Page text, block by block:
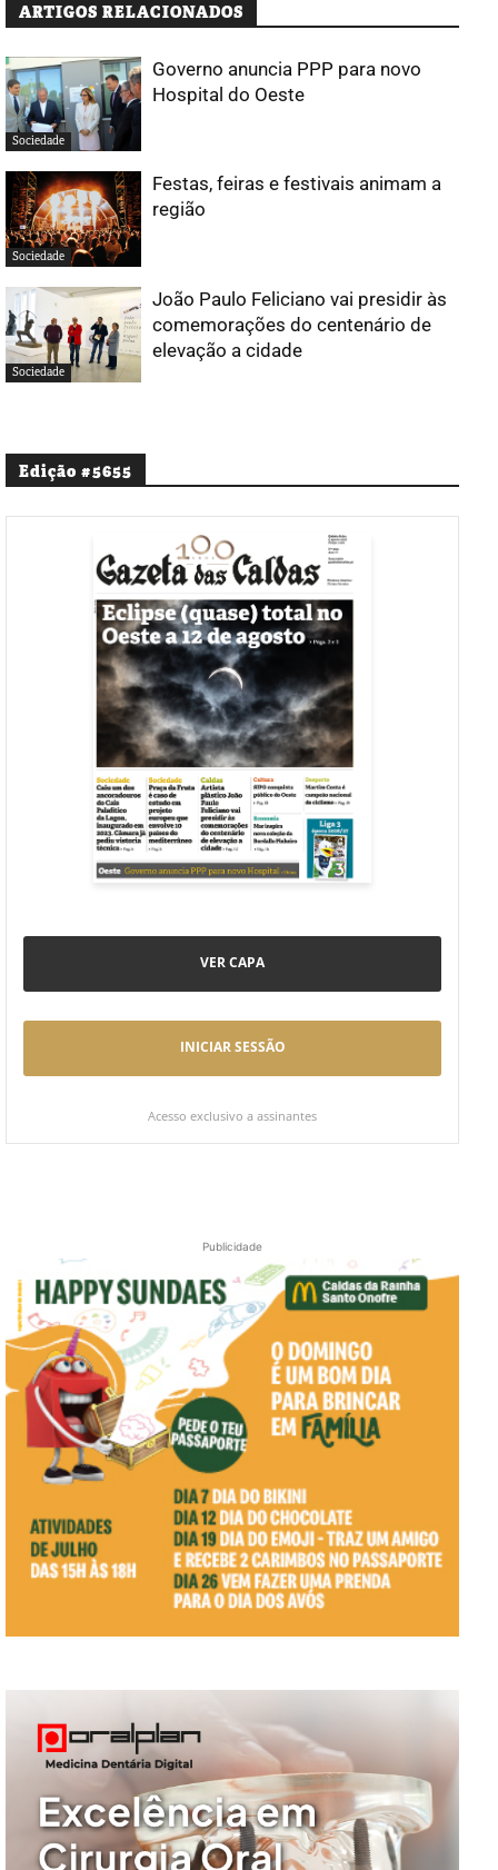
ARTIGOS RELACIONADOS
Sociedade
Governo anuncia PPP para novo
Hospital do Oeste
Sociedade
Festas, feiras e festivais animam a
região
Sociedade
João Paulo Feliciano vai presidir às
comemorações do centenário de
elevação a cidade
Edição #5655
VER CAPA
INICIAR SESSÃO
Acesso exclusivo a assinantes
Publicidade